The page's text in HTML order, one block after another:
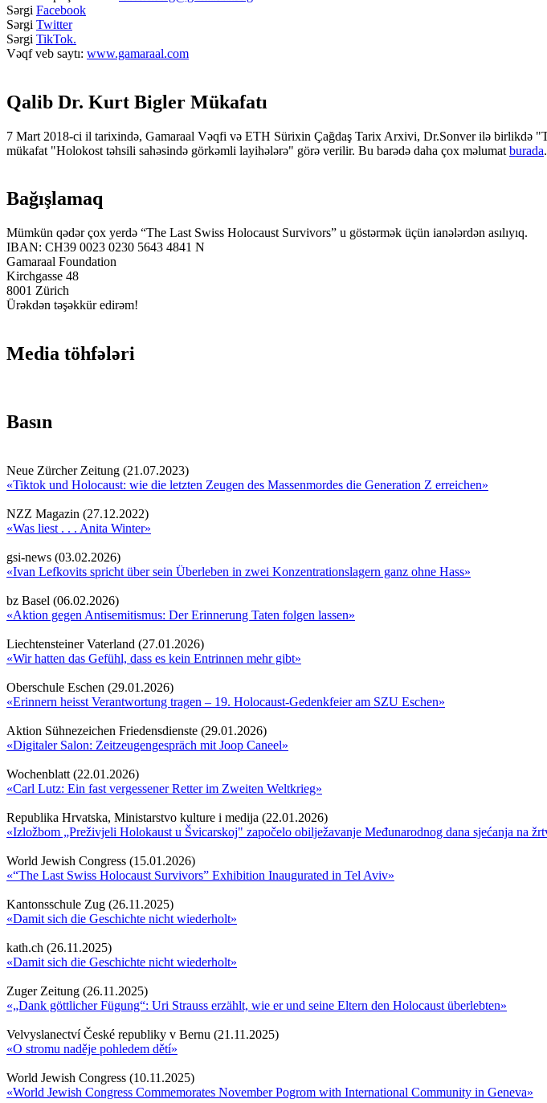
Sərgi Facebook
Sərgi Twitter
Sərgi TikTok.
Vəqf veb saytı: www.gamaraal.com
Qalib Dr. Kurt Bigler Mükafatı
7 Mart 2018-ci il tarixində, Gamaraal Vəqfi və ETH Sürixin Çağdaş Tarix Arxivi, Dr.Sonver ilə birlikdə
mükafat "Holokost təhsili sahəsində görkəmli layihələrə" görə verilir. Bu barədə daha çox məlumat burada.
Bağışlamaq
Mümkün qədər çox yerdə “The Last Swiss Holocaust Survivors” u göstərmək üçün ianələrdən asılıyıq.
IBAN: CH39 0023 0230 5643 4841 N
Gamaraal Foundation
Kirchgasse 48
8001 Zürich
Ürəkdən təşəkkür edirəm!
Media töhfələri
Basın
Neue Zürcher Zeitung (21.07.2023)
«Tiktok und Holocaust: wie die letzten Zeugen des Massenmordes die Generation Z erreichen»
NZZ Magazin (27.12.2022)
«Was liest . . . Anita Winter»
gsi-news (03.02.2026)
«Ivan Lefkovits spricht über sein Überleben in zwei Konzentrationslagern ganz ohne Hass»
bz Basel (06.02.2026)
«Aktion gegen Antisemitismus: Der Erinnerung Taten folgen lassen»
Liechtensteiner Vaterland (27.01.2026)
«Wir hatten das Gefühl, dass es kein Entrinnen mehr gibt»
Oberschule Eschen (29.01.2026)
«Erinnern heisst Verantwortung tragen – 19. Holocaust-Gedenkfeier am SZU Eschen»
Aktion Sühnezeichen Friedensdienste (29.01.2026)
«Digitaler Salon: Zeitzeugengespräch mit Joop Caneel»
Wochenblatt (22.01.2026)
«Carl Lutz: Ein fast vergessener Retter im Zweiten Weltkrieg»
Republika Hrvatska, Ministarstvo kulture i medija (22.01.2026)
«Izložbom „Preživjeli Holokaust u Švicarskoj" započelo obilježavanje Međunarodnog dana sjećanja na
World Jewish Congress (15.01.2026)
«“The Last Swiss Holocaust Survivors” Exhibition Inaugurated in Tel Aviv»
Kantonsschule Zug (26.11.2025)
«Damit sich die Geschichte nicht wiederholt»
kath.ch (26.11.2025)
«Damit sich die Geschichte nicht wiederholt»
Zuger Zeitung (26.11.2025)
«„Dank göttlicher Fügung“: Uri Strauss erzählt, wie er und seine Eltern den Holocaust überlebten»
Velvyslanectví České republiky v Bernu (21.11.2025)
«O stromu naděje pohledem dětí»
World Jewish Congress (10.11.2025)
«World Jewish Congress Commemorates November Pogrom with International Community in Geneva»